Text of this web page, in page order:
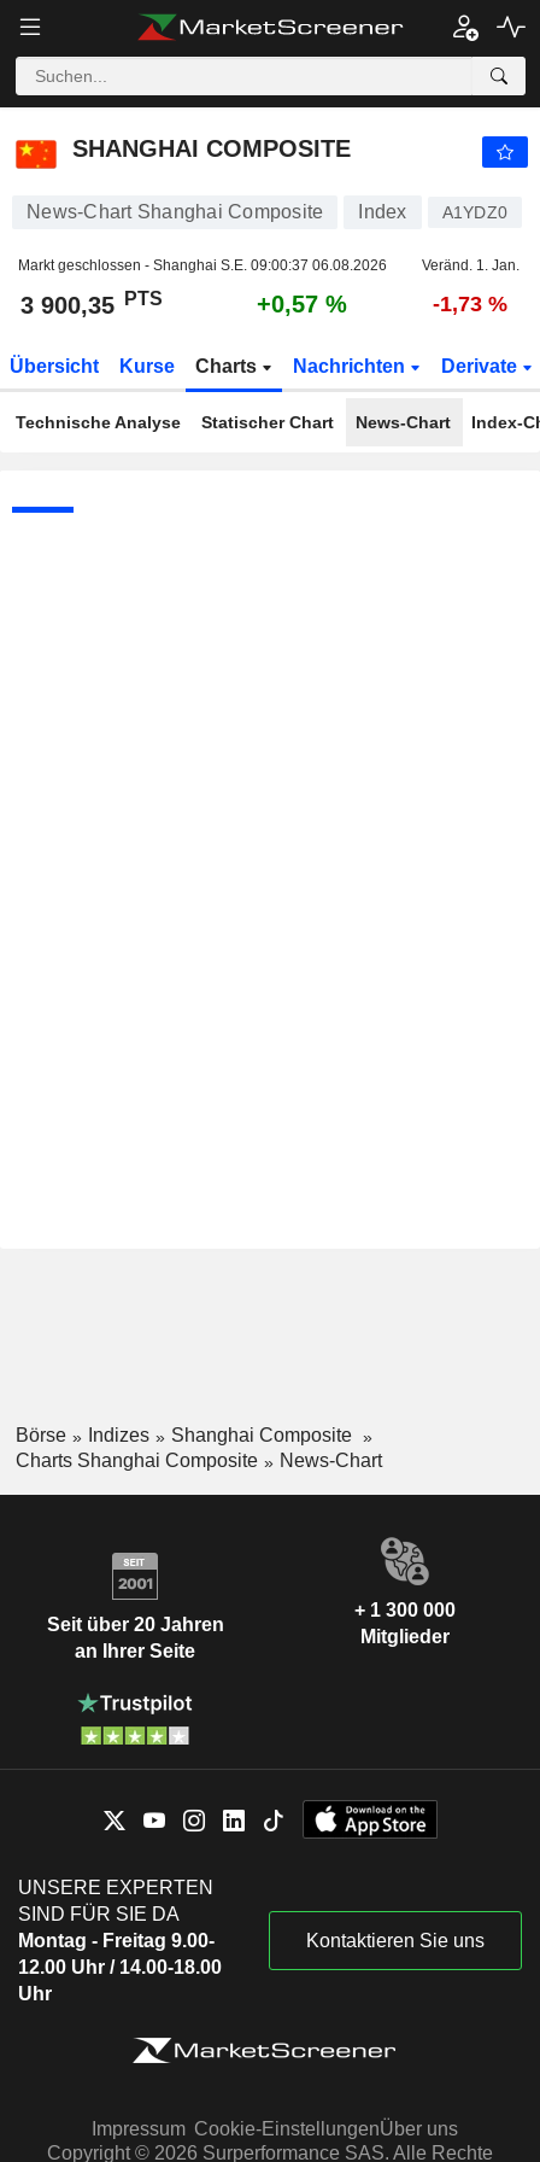
SHANGHAI COMPOSITE
SHANGHAI COMPOSITE
News-Chart Shanghai Composite Index A1YDZ0
Markt geschlossen - Shanghai S.E. 09:00:37 06.08.2026 Veränd. 1. Jan.
3 900,35 PTS +0,57 % -1,73 %
Übersicht Kurse Charts Nachrichten Derivate
Technische Analyse Statischer Chart News-Chart Index-
Börse Indizes
Shanghai Composite
Charts Shanghai Composite
News-Chart
Seit über 20 Jahren
an Ihrer Seite
+ 1 300 000
Mitglieder
UNSERE EXPERTEN
SIND FÜR SIE DA
Montag - Freitag 9.00-
12.00 Uhr / 14.00-18.00
Uhr
Kontaktieren Sie uns
Impressum Cookie-EinstellungenÜber uns
Copyright © 2026 Surperformance SAS. Alle Rechte